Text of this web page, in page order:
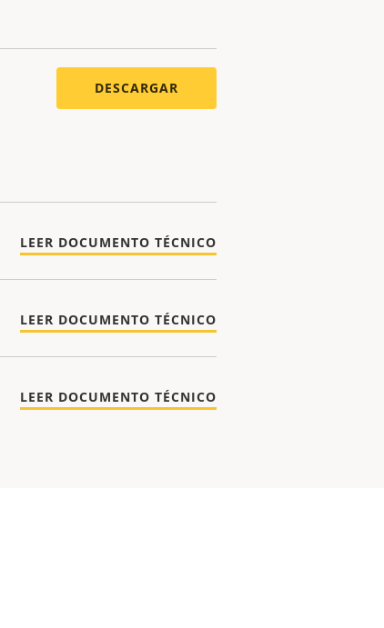
DESCARGAR
LEER DOCUMENTO TÉCNICO
LEER DOCUMENTO TÉCNICO
LEER DOCUMENTO TÉCNICO